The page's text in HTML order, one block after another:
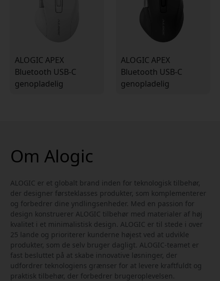
ALOGIC APEX
Bluetooth USB-C
genopladelig
ALOGIC APEX
Bluetooth USB-C
genopladelig
Om Alogic
ALOGIC er et globalt brand inden for teknologisk tilbehør,
der designer førsteklasses produkter, som komplementerer
og forbedrer dine yndlingsenheder. Med en passion for
design konstruerer ALOGIC tilbehør med materialer af høj
kvalitet i et minimalistisk design. ALOGIC er til stede i over
25 lande og prioriterer kunderne højest ved at udvikle
produkter, som de selv bruger dagligt. ALOGIC-teamet er
fast besluttet på at skabe innovative løsninger, der
udfordrer teknologiens grænser for at levere kraftfuldt og
praktisk tilbehør, der forbedrer brugeroplevelsen.